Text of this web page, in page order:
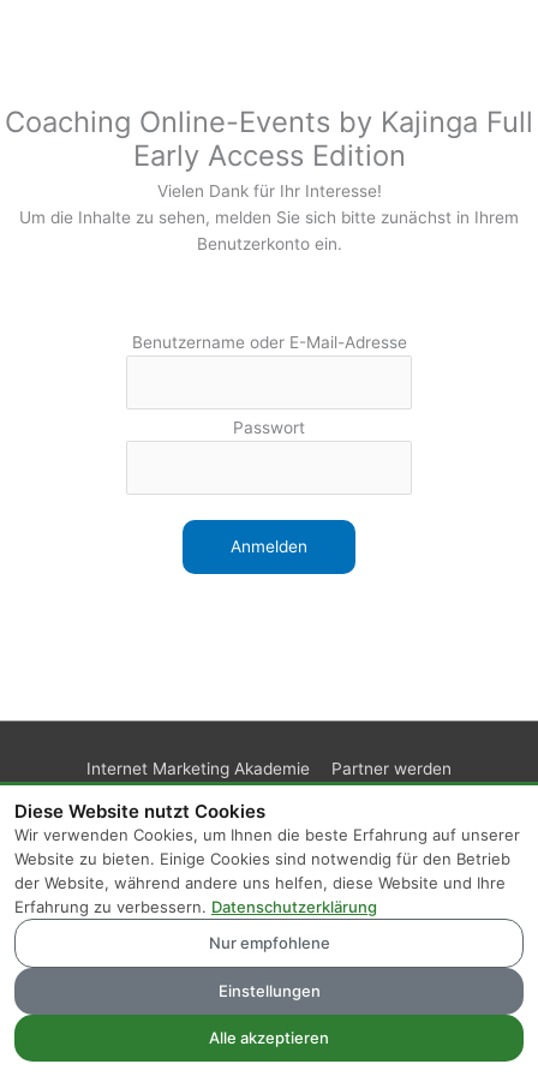
Coaching Online-Events by Kajinga Full
Early Access Edition
Vielen Dank für Ihr Interesse!
Um die Inhalte zu sehen, melden Sie sich bitte zunächst in Ihrem
Benutzerkonto ein.
Benutzername oder E-Mail-Adresse
Passwort
Internet Marketing Akademie
Partner werden
Kunden-Login
Diese Website nutzt Cookies
Wir verwenden Cookies, um Ihnen die beste Erfahrung auf unserer
Website zu bieten. Einige Cookies sind notwendig für den Betrieb
der Website, während andere uns helfen, diese Website und Ihre
Erfahrung zu verbessern. Datenschutzerklärung
Nur empfohlene
Einstellungen
Alle akzeptieren